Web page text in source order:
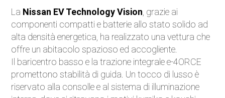
Accessori
La Nissan EV Technology Vision , grazie ai
componenti compatti e batterie allo stato solido ad
alta densità energetica, ha realizzato una vettura che
offre un abitacolo spazioso ed accogliente.
Il baricentro basso e la trazione integrale e-4ORCE
promettono stabilità di guida. Un tocco di lusso è
riservato alla consolle e al sistema di illuminazione